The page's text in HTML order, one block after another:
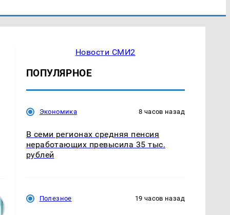
Новости СМИ2
ПОПУЛЯРНОЕ
Экономика 8 часов назад
В семи регионах средняя пенсия
неработающих превысила 35 тыс.
рублей
Полезное 19 часов назад